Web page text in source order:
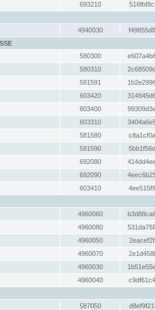
693210
4940030
580300
580310
581591
603420
603400
603310
581580
581590
692080
692090
603410
4960060
4960080
4960050
4960070
4960030
4960040
587050